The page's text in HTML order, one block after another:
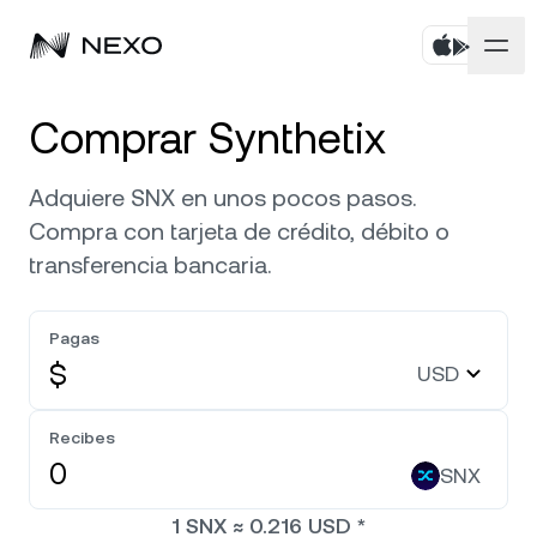
Comprá activos
Rendimiento Flexible
Dual Investment
Exchange
Línea de Crédito
Zero-interest Credit
Cuentas corporativas
Prime Brokerage
White Label
Payment Gateway
Mercados
El mercado subió
Bitcoin BTC 0,94 %
2,34 %
Empresa
Acerca de
Seguridad
Asociaciones
Comprar Synthetix
Adquiere SNX en unos pocos pasos.
Compra con tarjeta de crédito, débito o
transferencia bancaria.
Pagas
$ USD
Recibes
SNX
1 SNX ≈ 0.216 USD *